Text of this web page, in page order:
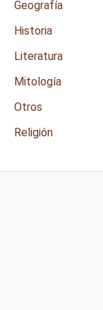
Geografía
Historia
Literatura
Mitología
Otros
Religión